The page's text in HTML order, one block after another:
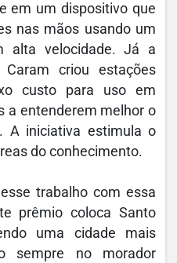
em um dispositivo que
nas mãos usando um
alta velocidade. Já a
Caram criou estações
custo para uso em
a entenderem melhor o
A iniciativa estimula o
do conhecimento.
trabalho com essa
prêmio coloca Santo
uma cidade mais
sempre no morador